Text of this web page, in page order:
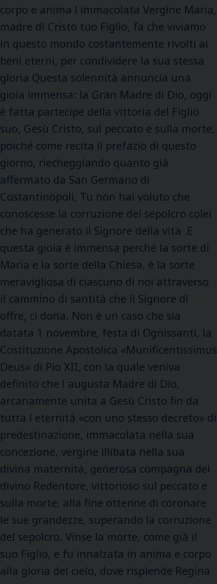
corpo e anima l immacolata Vergine Maria,
madre di Cristo tuo Figlio, fa che viviamo
in questo mondo costantemente rivolti ai
beni eterni, per condividere la sua stessa
gloria Questa solennità annuncia una
gioia immensa: la Gran Madre di Dio, oggi
è fatta partecipe della vittoria del Figlio
suo, Gesù Cristo, sul peccato e sulla morte,
poiché come recita il prefazio di questo
giorno, riecheggiando quanto già
affermato da San Germano di
Costantinopoli, Tu non hai voluto che
conoscesse la corruzione del sepolcro colei
che ha generato il Signore della vita .E
questa gioia è immensa perché la sorte di
Maria e la sorte della Chiesa, è la sorte
meravigliosa di ciascuno di noi attraverso
il cammino di santità che il Signore di
offre, ci dona. Non è un caso che sia
datata 1 novembre, festa di Ognissanti, la
Costituzione Apostolica «Munificentissimus
Deus» di Pio XII, con la quale veniva
definito che l augusta Madre di Dio,
arcanamente unita a Gesù Cristo fin da
tutta l eternità «con uno stesso decreto» di
predestinazione, immacolata nella sua
concezione, vergine illibata nella sua
divina maternità, generosa compagna del
divino Redentore, vittorioso sul peccato e
sulla morte, alla fine ottenne di coronare
le sue grandezze, superando la corruzione
del sepolcro. Vinse la morte, come già il
suo Figlio, e fu innalzata in anima e corpo
alla gloria del cielo, dove risplende Regina